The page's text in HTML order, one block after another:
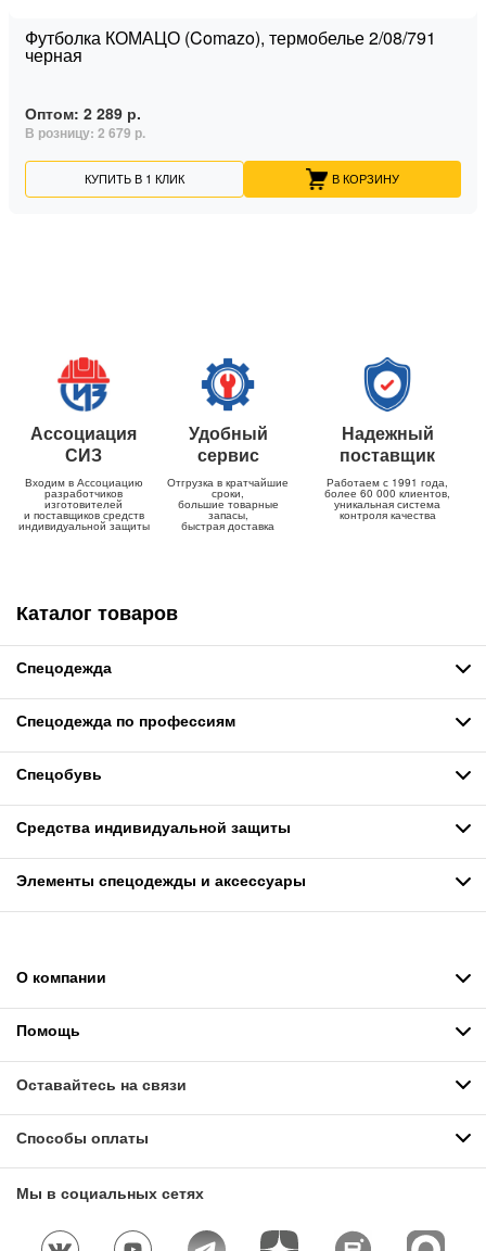
Футболка КОМАЦО (Comazo), термобелье 2/08/791
черная
Оптом: 2 289 р.
В розницу: 2 679 р.
КУПИТЬ В 1 КЛИК В КОРЗИНУ
Ассоциация
СИЗ
Входим в Ассоциацию
разработчиков
изготовителей
и поставщиков средств
индивидуальной защиты
Удобный
сервис
Отгрузка в кратчайшие
сроки,
большие товарные
запасы,
быстрая доставка
Надежный
поставщик
Работаем с 1991 года,
более 60 000 клиентов,
уникальная система
контроля качества
Каталог товаров
Спецодежда
Спецодежда по профессиям
Спецобувь
Средства индивидуальной защиты
Элементы спецодежды и аксессуары
О компании
Помощь
Оставайтесь на связи
Способы оплаты
Мы в социальных сетях